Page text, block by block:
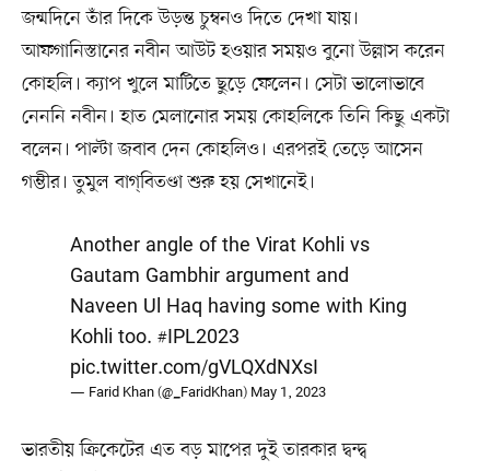
জন্মদিনে তাঁর দিকে উড়ন্ত চুম্বনও দিতে দেখা যায়।
আফগানিস্তানের নবীন আউট হওয়ার সময়ও বুনো উল্লাস করেন
কোহলি। ক্যাপ খুলে মাটিতে ছুড়ে ফেলেন। সেটা ভালোভাবে
নেননি নবীন। হাত মেলানোর সময় কোহলিকে তিনি কিছু একটা
বলেন। পাল্টা জবাব দেন কোহলিও। এরপরই তেড়ে আসেন
গম্ভীর। তুমুল বাগ্‌বিতণ্ডা শুরু হয় সেখানেই।
Another angle of the Virat Kohli vs
Gautam Gambhir argument and
Naveen Ul Haq having some with King
Kohli too. #IPL2023
pic.twitter.com/gVLQXdNXsI
— Farid Khan (@_FaridKhan) May 1, 2023
ভারতীয় ক্রিকেটের এত বড় মাপের দুই তারকার দ্বন্দ্ব